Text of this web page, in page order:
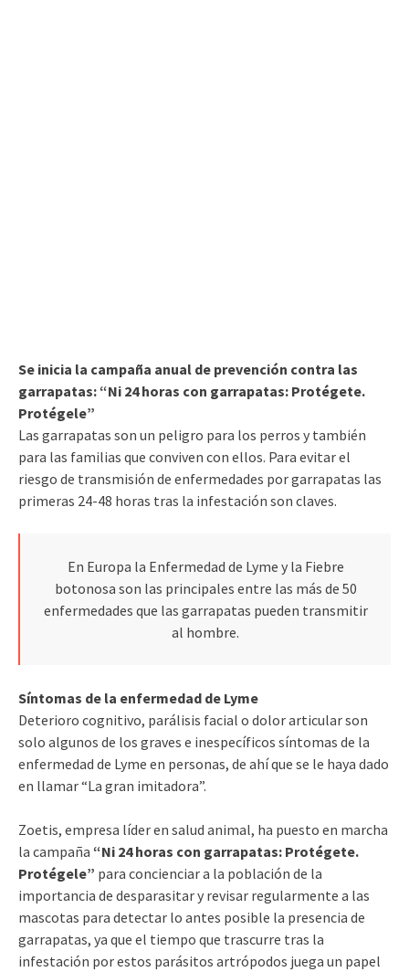
Se inicia la campaña anual de prevención contra las
garrapatas: “Ni 24 horas con garrapatas: Protégete.
Protégele”
Las garrapatas son un peligro para los perros y también
para las familias que conviven con ellos. Para evitar el
riesgo de transmisión de enfermedades por garrapatas las
primeras 24-48 horas tras la infestación son claves.
En Europa la Enfermedad de Lyme y la Fiebre
botonosa son las principales entre las más de 50
enfermedades que las garrapatas pueden transmitir
al hombre.
Síntomas de la enfermedad de Lyme
Deterioro cognitivo, parálisis facial o dolor articular son
solo algunos de los graves e inespecíficos síntomas de la
enfermedad de Lyme en personas, de ahí que se le haya dado
en llamar “La gran imitadora”.
Zoetis, empresa líder en salud animal, ha puesto en marcha
la campaña “Ni 24 horas con garrapatas: Protégete.
Protégele” para concienciar a la población de la
importancia de desparasitar y revisar regularmente a las
mascotas para detectar lo antes posible la presencia de
garrapatas, ya que el tiempo que trascurre tras la
infestación por estos parásitos artrópodos juega un papel